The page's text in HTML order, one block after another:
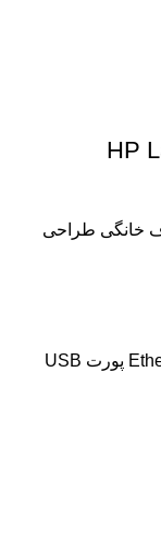
خانگی طراحی
نوع پورت ارتباط به کامپیوتر:پورت Ethernet پورت USB